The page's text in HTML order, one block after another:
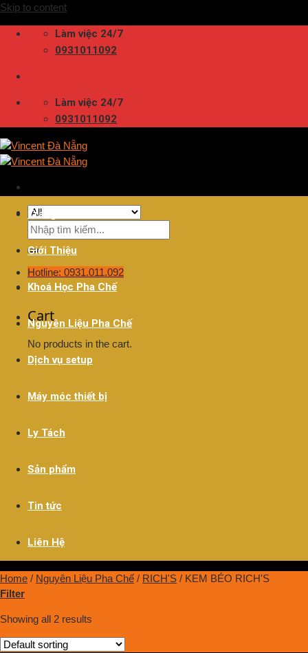
Skip to content
Làm việc 24/7
0931011092
Làm việc 24/7
0931011092
Hotline: 0931.011.092
Cart
No products in the cart.
Trang Chủ
Giới Thiệu
Khoá Học Pha Chế
Nguyên Liệu Pha Chế
Dịch vụ setup
Máy móc thiết bị
Ly Tách
Sản phẩm
Tin tức
Liên Hệ
Home / Nguyên Liệu Pha Chế / RICH'S / KEM BÉO RICH'S
Filter
Showing all 2 results